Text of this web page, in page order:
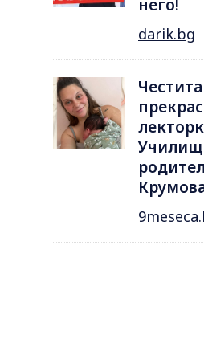
него!
darik.bg